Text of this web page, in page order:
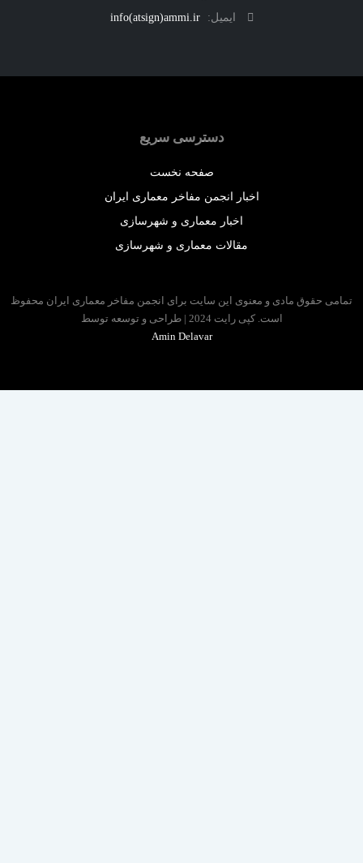
ایمیل:
info(atsign)ammi.ir
دسترسی سریع
صفحه نخست
اخبار انجمن مفاخر معماری ایران
اخبار معماری و شهرسازی
مقالات معماری و شهرسازی
حقوق مادی و معنوی این سایت برای انجمن مفاخر معماری ایران محفوظ
است. کپی رایت 2024 | طراحی و توسعه توسط
Amin Delavar